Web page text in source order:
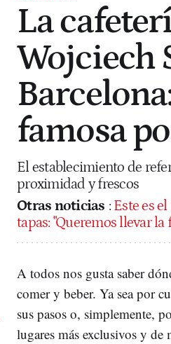
La
Wojciech
famosa
El establecimiento de
proximidad y frescos
Otras noticias : Este es
tapas: "Queremos llevar
A todos nos gusta saber
comer y beber. Ya sea por
sus pasos o, simplemente,
lugares más exclusivos y de